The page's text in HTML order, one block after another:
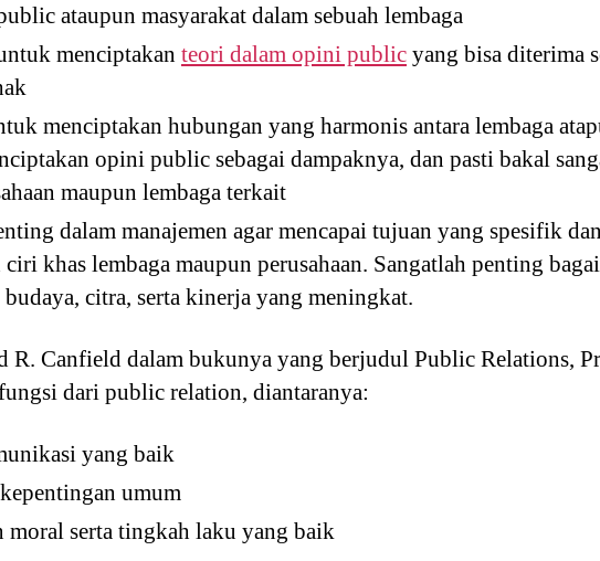
ataupun masyarakat dalam sebuah lembaga
menciptakan teori dalam opini public yang bisa diterima
menciptakan hubungan yang harmonis antara lembaga
opini public sebagai dampaknya, dan pasti bakal
maupun lembaga terkait
dalam manajemen agar mencapai tujuan yang spesifik
ciri khas lembaga maupun perusahaan. Sangatlah penting
citra, serta kinerja yang meningkat.
R. Canfield dalam bukunya yang berjudul Public Relations,
dari public relation, diantaranya:
yang baik
umum
serta tingkah laku yang baik